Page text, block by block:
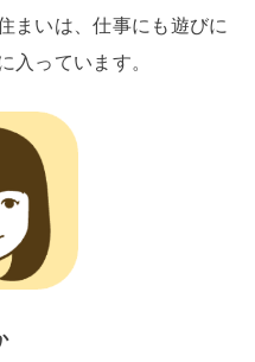
まいは、仕事にも遊びに
入っています。